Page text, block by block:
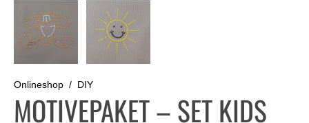
Onlineshop DIY
MOTIVEPAKET – SET KIDS